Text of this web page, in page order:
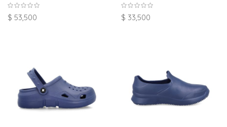
$ 53,500 $ 33,500